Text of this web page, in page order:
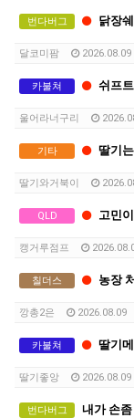
번다버그 닭장쉐어
달코미팜 2026.08.09
카불쳐 쉬프
울어라너구리
기타 딸기
딸기와거북이
QLD 고민
캥거루점프
칠더스 농장
깡총2은 2026.08.09
카불쳐 딸기
딸기좋앙 2026.08.09
번다버그 내가 손